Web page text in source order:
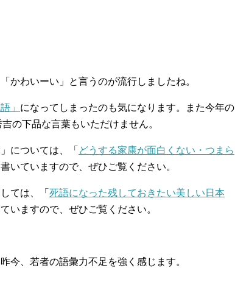
かわいーい」と言うのが流行しましたね。
」 になってしまったのも気になります。また今年の
の下品な言葉もいただけません。
については、「 どうする家康が面白くない・つまら
いていますので、ぜひご覧ください。
ては、「 死語になった残しておきたい美しい日本
いますので、ぜひご覧ください。
今、若者の語彙力不足を強く感じます。